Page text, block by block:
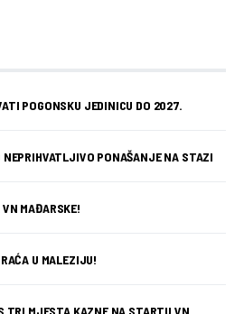
POGONSKU JEDINICU DO 2027.
PONAŠANJE NA STAZI
MAĐARSKE!
U MALEZIJU!
TRI MJESTA KAZNE NA STARTU VN